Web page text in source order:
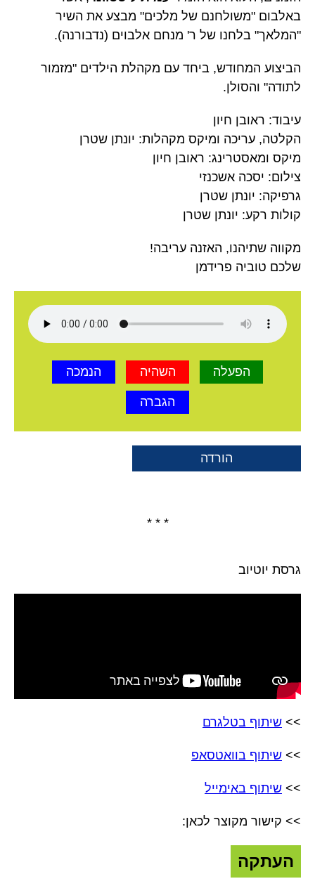
באלבום "משולחנם של מלכים" מבצע את השיר
"המלאך" בלחנו של ר' מנחם אלבוים (נדבורנה).
הביצוע המחודש, ביחד עם מקהלת הילדים "מזמור
לתודה" והסולן.
עיבוד: ראובן חיון
הקלטה, עריכה ומיקס מקהלות: יונתן שטרן
מיקס ומאסטרינג: ראובן חיון
צילום: יסכה אשכנזי
גרפיקה: יונתן שטרן
קולות רקע: יונתן שטרן
מקווה שתיהנו, האזנה עריבה!
שלכם טוביה פרידמן
הפעלה השהיה הנמכה
הגברה
הורדה
* * *
גרסת יוטיוב
>> שיתוף בטלגרם
>> שיתוף בוואטסאפ
>> שיתוף באימייל
>> קישור מקוצר לכאן:
העתקה